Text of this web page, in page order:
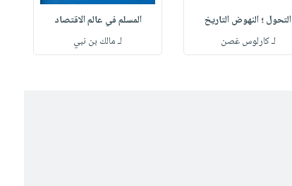
التحول ؛ النهوض التاريخ
لـ كارلوس غصن
المسلم في عالم الاقتصاد
لـ مالك بن نبي